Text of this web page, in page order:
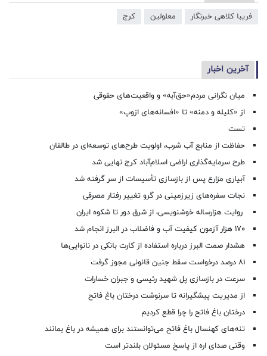
فریبا کلاهی خبرنگار معلولین کرج
آخرین اخبار
میان نگرانی مردم«حق‌آبه» و واقعیت‌های حقوقی
از «کلیله و دمنه» تا «افسانه‌های ازوپ»
تست
حفاظت از منابع آب شرب، اولویت طرح‌های توسعه‌ای در طالقان
طرح سرمایه‌گذاری اراضی اسلام‌آباد کرج نهایی شد
آبیاری مزارع پس از بازسازی تأسیسات از سر گرفته شد
نجات سفره‌های زیرزمینی در گرو تغییر رفتار مصرفی
روایت هزارساله خوشنویسی، از شرق دور تا شکوه ایران
۱۷۰ هزار آزمون کیفیت آب و فاضلاب در البرز انجام شد
هشدار صمت البرز درباره استفاده از کارت بانکی در نانوایی‌ها
۸۱ درصد درخواست‌ سقط جنین قانونی مجوز گرفت
سرعت در بازسازی پل شهید رئیسی و جبران خسارات
از مدیریت پیشگیرانه تا سرنوشت درختان باغ فاتح
درختان باغ فاتح را چرا قطع کردیم
تنه‌های کهنسال باغ فاتح می‌توانستند برای همیشه در باغ بمانند
وقتی صدای اره از پاسخ مسئولان بلندتر است